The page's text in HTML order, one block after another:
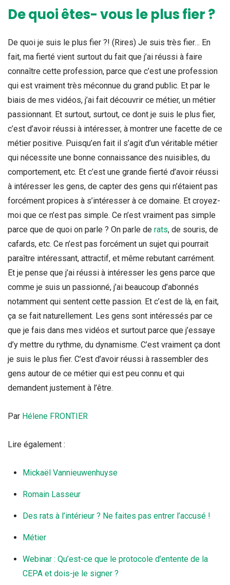
De quoi êtes- vous le plus fier ?
De quoi je suis le plus fier ?! (Rires) Je suis très fier… En
fait, ma fierté vient surtout du fait que j’ai réussi à faire
connaître cette profession, parce que c’est une profession
qui est vraiment très méconnue du grand public. Et par le
biais de mes vidéos, j’ai fait découvrir ce métier, un métier
passionnant. Et surtout, surtout, ce dont je suis le plus fier,
c’est d’avoir réussi à intéresser, à montrer une facette de ce
métier positive. Puisqu’en fait il s’agit d’un véritable métier
qui nécessite une bonne connaissance des nuisibles, du
comportement, etc. Et c’est une grande fierté d’avoir réussi
à intéresser les gens, de capter des gens qui n’étaient pas
forcément propices à s’intéresser à ce domaine. Et croyez-
moi que ce n’est pas simple. Ce n’est vraiment pas simple
parce que de quoi on parle ? On parle de rats, de souris, de
cafards, etc. Ce n’est pas forcément un sujet qui pourrait
paraître intéressant, attractif, et même rebutant carrément.
Et je pense que j’ai réussi à intéresser les gens parce que
comme je suis un passionné, j’ai beaucoup d’abonnés
notamment qui sentent cette passion. Et c’est de là, en fait,
ça se fait naturellement. Les gens sont intéressés par ce
que je fais dans mes vidéos et surtout parce que j’essaye
d’y mettre du rythme, du dynamisme. C’est vraiment ça dont
je suis le plus fier. C’est d’avoir réussi à rassembler des
gens autour de ce métier qui est peu connu et qui
demandent justement à l’être.
Par Hélene FRONTIER
Lire également :
Mickaël Vannieuwenhuyse
Romain Lasseur
Des rats à l’intérieur ? Ne faites pas entrer l’accusé !
Métier
Webinar : Qu’est-ce que le protocole d’entente de la
CEPA et dois-je le signer ?